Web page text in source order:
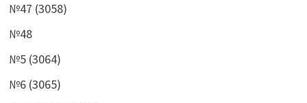
№47 (3058)
№48
№5 (3064)
№6 (3065)